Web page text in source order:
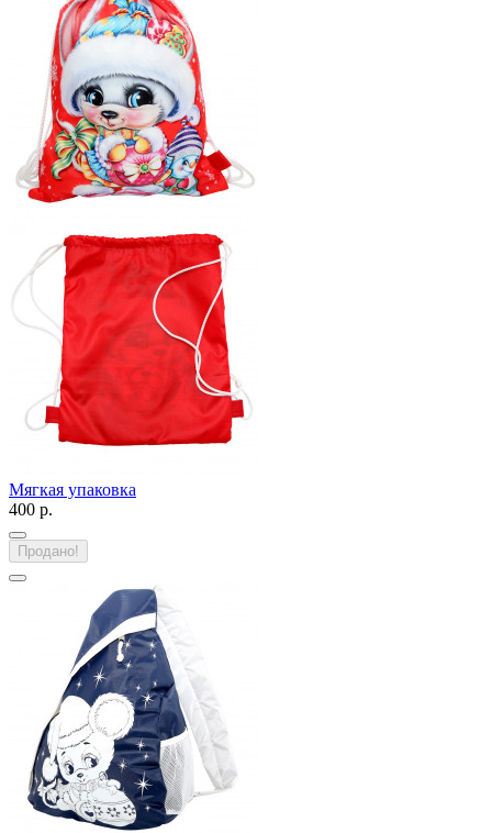
Мягкая упаковка
400 р.
Продано!